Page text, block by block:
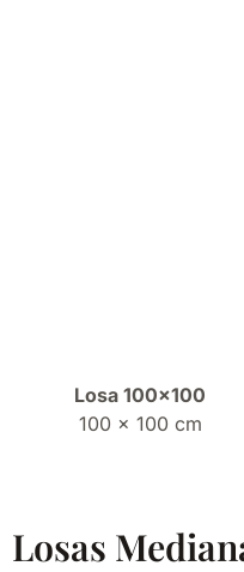
Losa 100×100
100 x 100 cm
Losas